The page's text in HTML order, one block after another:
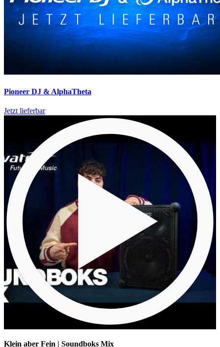
Pioneer DJ & AlphaTheta
Jetzt lieferbar
Klein aber Fein | Soundboks Mix